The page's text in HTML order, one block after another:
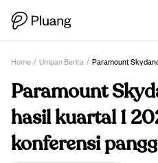
Home / Umpan Berita /
Paramount
hasil kuartal 1
konferensi